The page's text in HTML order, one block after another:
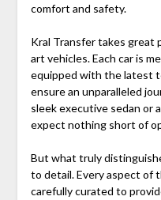
comfort and safety.
Kral Transfer takes
art vehicles. Each car is
equipped with the latest
ensure an unparalleled
sleek executive sedan or
expect nothing short of
But what truly
to detail. Every aspect of
carefully curated to